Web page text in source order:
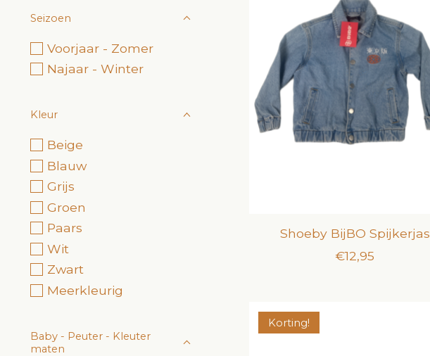
Seizoen
Voorjaar - Zomer
Najaar - Winter
Kleur
Beige
Blauw
Grijs
Groen
Paars
Wit
Zwart
Meerkleurig
Baby - Peuter - Kleuter
maten
Shoeby BijBO Spijkerjas
€12,95
Korting!